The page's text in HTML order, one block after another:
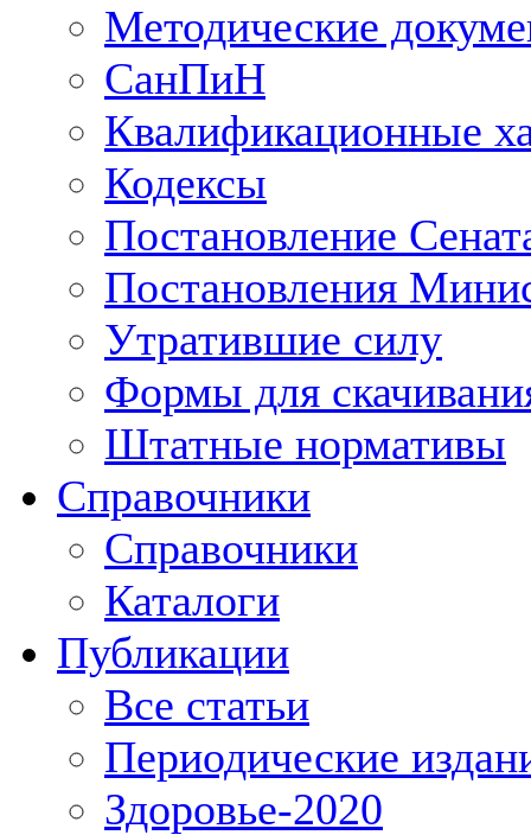
Методические
СанПиН
Квалификационные
Кодексы
Постановление
Постановления
Утратившие силу
Формы для
Штатные нормативы
Справочники
Справочники
Каталоги
Публикации
Все статьи
Периодические
Здоровье-2020